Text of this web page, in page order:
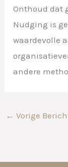
Onthoud dat
Nudging is
waardevolle
andere
← Vorige